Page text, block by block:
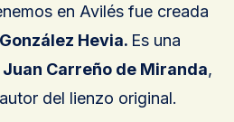
en Avilés fue creada
Hevia. Es una
Juan Carreño de Miranda,
del lienzo original.